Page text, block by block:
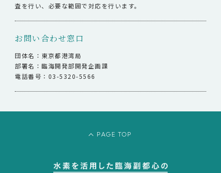
査を行い、必要な範囲で対応を行います。
お問い合わせ窓口
団体名：東京都港湾局
部署名：臨海開発部開発企画課
電話番号：03-5320-5566
PAGE TOP